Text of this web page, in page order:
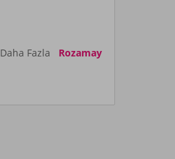
Daha Fazla Rozamay